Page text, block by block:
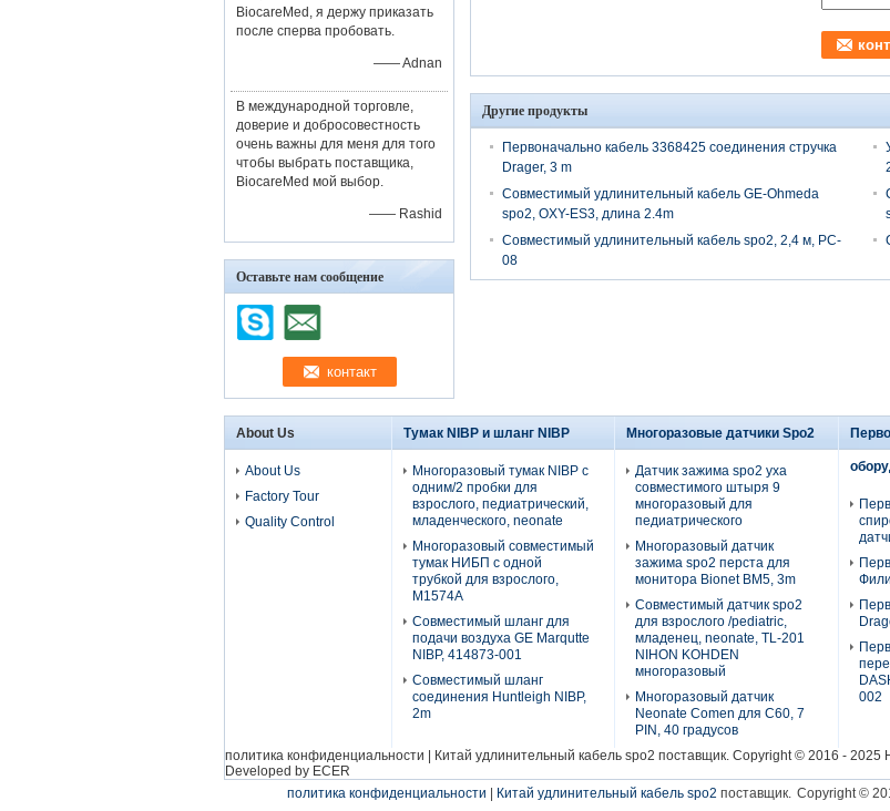
BiocareMed, я держу приказать
после сперва пробовать.
—— Adnan
В международной торговле,
доверие и добросовестность
очень важны для меня для того
чтобы выбрать поставщика,
BiocareMed мой выбор.
—— Rashid
Оставьте нам сообщение
Другие продукты
Первоначально кабель 3368425 соединения стручка
Drager, 3 m
Совместимый удлинительный кабель GE-Ohmeda
spo2, OXY-ES3, длина 2.4m
Совместимый удлинительный кабель spo2, 2,4 м, PC-
08
About Us
About Us
Factory Tour
Quality Control
Тумак NIBP и шланг NIBP
Многоразовый тумак NIBP с
одним/2 пробки для
взрослого, педиатрический,
младенческого, neonate
Многоразовый совместимый
тумак НИБП с одной
трубкой для взрослого,
М1574А
Совместимый шланг для
подачи воздуха GE Marqutte
NIBP, 414873-001
Совместимый шланг
соединения Huntleigh NIBP,
2m
Многоразовые датчики Spo2
Датчик зажима spo2 уха
совместимого штыря 9
многоразовый для
педиатрического
Многоразовый датчик
зажима spo2 перста для
монитора Bionet BM5, 3m
Совместимый датчик spo2
для взрослого /pediatric,
младенец, neonate, TL-201
NIHON KOHDEN
многоразовый
Многоразовый датчик
Neonate Comen для C60, 7
PIN, 40 градусов
002
политика конфиденциальности | Китай удлинительный кабель spo2 поставщик. Copyright © 2016 - 2025
Developed by ECER
политика конфиденциальности | Китай удлинительный кабель spo2 поставщик. Copyright ©